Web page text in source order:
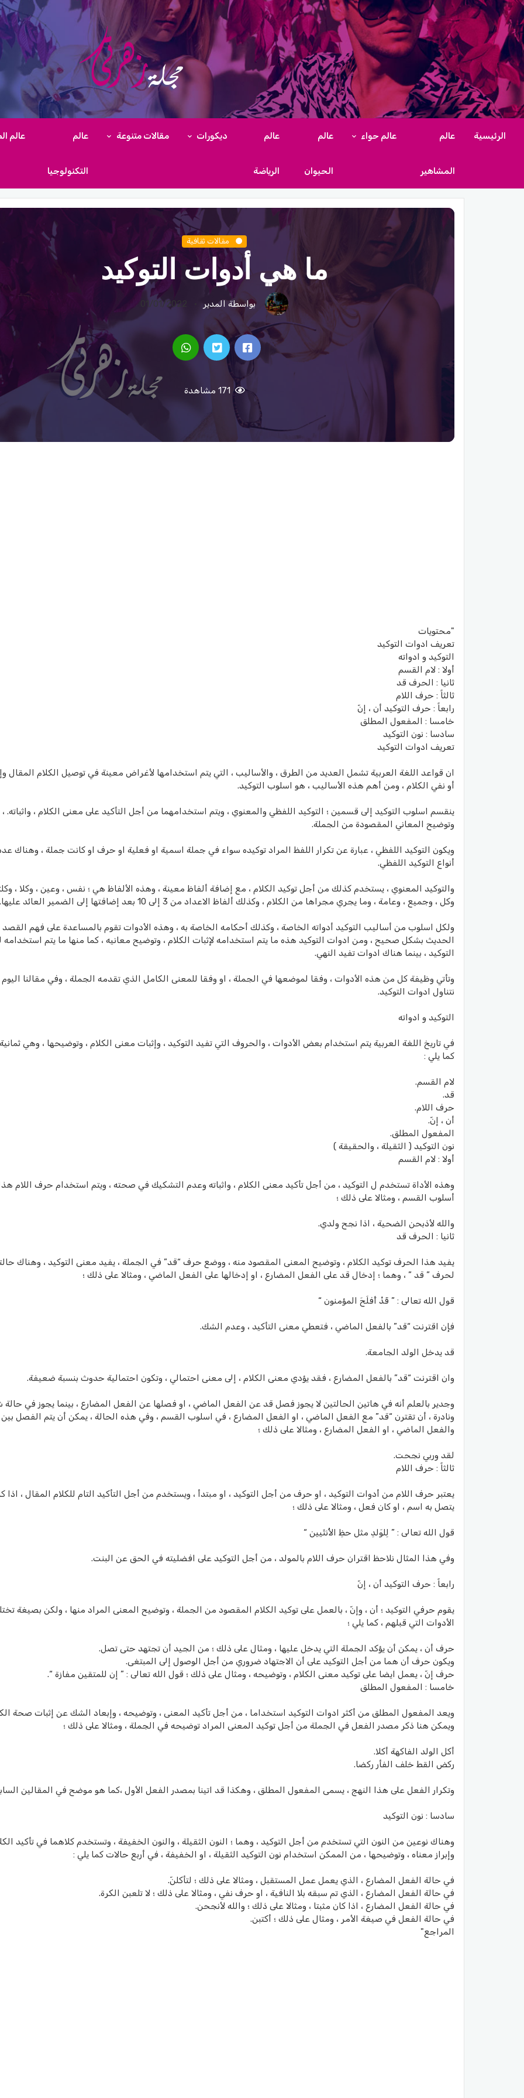
الرئيسية عالم
المشاهير
عالم حواء عالم
الحيوان
عالم
الرياضة
ديكورات مقالات متنوعة عالم
التكنولوجيا
عالم
مقالات ثقافية
ما هي أدوات التوكيد
بواسطة المدير 01/01/2022
171 مشاهدة
"محتويات
تعريف ادوات التوكيد
التوكيد و ادواته
أولا : لام القسم
ثانيا : الحرف قد
ثالثاً : حرف اللام
رابعاً : حرف التوكيد أن ، إنّ
خامسا : المفعول المطلق
سادسا : نون التوكيد
تعريف ادوات التوكيد
ان قواعد اللغة العربية تشمل العديد من الطرق ، والأساليب ، التي يتم استخدامها لأغراض معينة في توصيل الكلام المقال
أو نفي الكلام ، ومن أهم هذه الأساليب ، هو اسلوب التوكيد.
ينقسم اسلوب التوكيد إلى قسمين ؛ التوكيد اللفظي والمعنوي ، ويتم استخدامهما من أجل التأكيد على معنى الكلام ، واثباته. ،
وتوضيح المعاني المقصودة من الجملة.
ويكون التوكيد اللفظي ، عبارة عن تكرار اللفظ المراد توكيده سواء في جملة اسمية او فعلية او حرف او كانت جملة ، وهناك
أنواع التوكيد اللفظي.
والتوكيد المعنوي ، يستخدم كذلك من أجل توكيد الكلام ، مع إضافة ألفاظ معينة ، وهذه الألفاظ هي ؛ نفس ، وعين ، وكلا ،
وكل ، وجميع ، وعامة ، وما يجري مجراها من الكلام ، وكذلك ألفاظ الاعداد من 3 إلى 10 بعد إضافتها إلى الضمير العائد عليها.
ولكل اسلوب من أساليب التوكيد أدواته الخاصة ، وكذلك أحكامه الخاصة به ، وهذه الأدوات تقوم بالمساعدة على فهم
الحديث بشكل صحيح ، ومن ادوات التوكيد هذه ما يتم استخدامه لإثبات الكلام ، وتوضيح معانيه ، كما منها ما يتم استخدامه
التوكيد ، بينما هناك ادوات تفيد النهي.
وتأتي وظيفة كل من هذه الأدوات ، وفقا لموضعها في الجملة ، او وفقا للمعنى الكامل الذي تقدمه الجملة ، وفي مقالنا
نتناول ادوات التوكيد.
التوكيد و ادواته
في تاريخ اللغة العربية يتم استخدام بعض الأدوات ، والحروف التي تفيد التوكيد ، وإثبات معنى الكلام ، وتوضيحها ، وهي
كما يلي :
لام القسم.
قد.
حرف اللام.
أن ، إنّ.
المفعول المطلق.
نون التوكيد ( الثقيلة ، والحقيقة )
أولا : لام القسم
وهذه الأداة تستخدم ل التوكيد ، من أجل تأكيد معنى الكلام ، واثباته وعدم التشكيك في صحته ، ويتم استخدام حرف اللام
أسلوب القسم ، ومثالا على ذلك ؛
والله لأذبحن الضحية ، اذا نجح ولدي.
ثانيا : الحرف قد
يفيد هذا الحرف توكيد الكلام ، وتوضيح المعنى المقصود منه ، ووضع حرف “قد” في الجملة ، يفيد معنى التوكيد ، وهناك
لحرف ” قد ” ، وهما ؛ إدخال قد على الفعل المضارع ، او إدخالها على الفعل الماضي ، ومثالا على ذلك ؛
قول الله تعالى : ” قَدْ أَفلَحَ المؤمنون “
فإن اقترنت “قد” بالفعل الماضي ، فتعطي معنى التأكيد ، وعدم الشك.
قد يدخل الولد الجامعة.
وان اقترنت “قد” بالفعل المضارع ، فقد يؤدي معنى الكلام ، إلى معنى احتمالي ، وتكون احتمالية حدوث بنسبة ضعيفة.
وجدير بالعلم أنه في هاتين الحالتين لا يجوز فصل قد عن الفعل الماضي ، او فصلها عن الفعل المضارع ، بينما يجوز في حالة
ونادرة ، أن تقترن “قد” مع الفعل الماضي ، او الفعل المضارع ، في اسلوب القسم ، وفي هذه الحالة ، يمكن أن يتم الفصل بين
والفعل الماضي ، او الفعل المضارع ، ومثالا على ذلك ؛
لقد وربي نجحت.
ثالثاً : حرف اللام
يعتبر حرف اللام من أدوات التوكيد ، او حرف من أجل التوكيد ، او مبتدأ ، ويستخدم من أجل التأكيد التام للكلام المقال ، اذا
يتصل به اسم ، او كان فعل ، ومثالا على ذلك ؛
قول الله تعالى : ” لِلوَلدِ مثل حظِ الأُنثَيين “
وفي هذا المثال نلاحظ اقتران حرف اللام بالمولد ، من أجل التوكيد على افضليته في الحق عن البنت.
رابعاً : حرف التوكيد أن ، إنّ
يقوم حرفي التوكيد ؛ أن ، وإنّ ، بالعمل على توكيد الكلام المقصود من الجملة ، وتوضيح المعنى المراد منها ، ولكن بصيغة
الأدوات التي قبلهم ، كما يلي ؛
حرف أن ، يمكن أن يؤكد الجملة التي يدخل عليها ، ومثال على ذلك ؛ من الجيد أن تجتهد حتى تصل.
ويكون حرف أن هما من أجل التوكيد على أن الاجتهاد ضروري من أجل الوصول إلى المبتغى.
حرف إنّ ، يعمل ايضا على توكيد معنى الكلام ، وتوضيحه ، ومثال على ذلك ؛ قول الله تعالى : ” إن للمتقين مفازة “.
خامسا : المفعول المطلق
ويعد المفعول المطلق من أكثر ادوات التوكيد استخداما ، من أجل تأكيد المعنى ، وتوضيحه ، وإبعاد الشك عن إثبات صحة
ويمكن هنا ذكر مصدر الفعل في الجملة من أجل توكيد المعنى المراد توضيحه في الجملة ، ومثالا على ذلك ؛
أكل الولد الفاكهة أكلا.
ركض القط خلف الفأر ركضا.
وتكرار الفعل على هذا النهج ، يسمى المفعول المطلق ، وهكذا قد اتينا بمصدر الفعل الأول ،كما هو موضح في المقالين
سادسا : نون التوكيد
وهناك نوعين من النون التي تستخدم من أجل التوكيد ، وهما ؛ النون الثقيلة ، والنون الخفيفة ، وتستخدم كلاهما في تأكيد
وإبراز معناه ، وتوضيحها ، من الممكن استخدام نون التوكيد الثقيلة ، او الخفيفة ، في أربع حالات كما يلي :
في حالة الفعل المضارع ، الذي يعمل عمل المستقبل ، ومثالا على ذلك ؛ لتأكلنّ.
في حالة الفعل المضارع ، الذي تم سبقه بلا النافية ، او حرف نفي ، ومثالا على ذلك ؛ لا تلعبن الكرة.
في حالة الفعل المضارع ، اذا كان مثبتا ، ومثالا على ذلك ؛ والله لأنجحن.
في حالة الفعل في صيغة الأمر ، ومثال على ذلك ؛ أكتبن.
المراجع"